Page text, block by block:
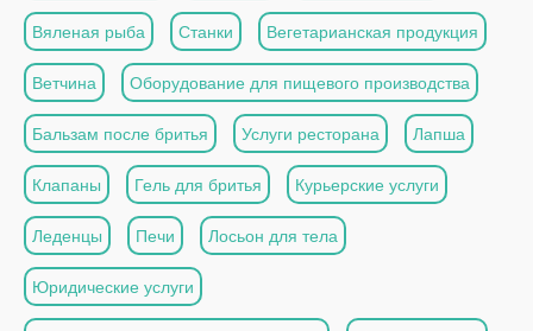
Вяленая рыба Станки Вегетарианская продукция
Ветчина Оборудование для пищевого производства
Бальзам после бритья Услуги ресторана Лапша
Клапаны Гель для бритья Курьерские услуги
Леденцы Печи Лосьон для тела
Юридические услуги